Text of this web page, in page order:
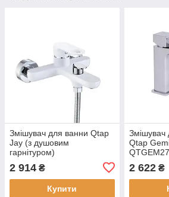
Змішувач для ванни Qtap
Jay (з душовим
гарнітуром)
Chrome/White
2 914 ₴
Купити
Змішувач
Qtap
2 622₴